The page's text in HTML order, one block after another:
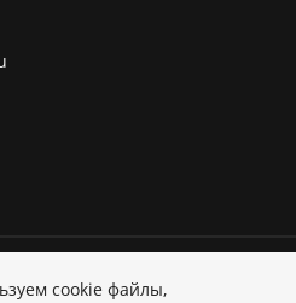
cookie файлы,